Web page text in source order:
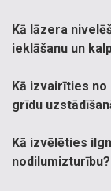
Kā lāzera
ieklāšanu un
Kā izvairīties no
grīdu
Kā izvēlēties
nodilumizturību?